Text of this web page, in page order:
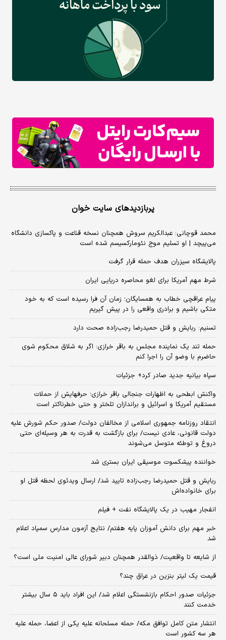
پربازدیدهای سایت خوان
محمد قوچانی: عبدالکریم سروش همچنان نسخه قناعت و پاکسازی دانشگاه
می‌پیچد | او تسلیم موج نئومارکسیسم شده است
پالایشگاه سیزران هدف حمله قرار گرفت
شرط مهم آمریکا برای لغو محاصره دریایی ایران
پیام عراقچی خطاب به همسایگان؛ زمان آن فرا رسیده است که به خود
متکی باشیم و برادری واقعی را در پیش گیریم
تسنیم: ربایش و قتل حمیدرضا رجب‌زاده صحت دارد
حمله تند یک نماینده مجلس به باقر خرازی: اگر به شلاق محکوم شوی
حاضرم با وضو آن را اجرا کنم
سپاه بیانیه جدید صادر کرد+ جزئیات
واکنش ابطحی به اظهارات جنجالی باقر خرازی؛ حرفهایش از حملات
مستقیم آمریکا و اسرائیل و براندازان تلختر و حتی خطرناکتر است
انتقاد روزنامه جمهوری اسلامی از مخالفان دولت/ صدور حکم شورش علیه
دولت قانونی، عادی نیست/ برای بازگشت به قدرت به هر وسیله‌ای حتی
دروغ و توطئه متوسل می‌شوند
خواننده پیشکسوت موسیقی ایران بستری شد
ربایش و قتل حمیدرضا رجب‌زاده تایید شد/ ارسال ویدئوی لحظه قتل او
برای خانواده‌اش
انفجار مهیب در یک پالایشگاه نفت + فیلم
خبر مهم برای دانش آموزان پایه هفتم/ نتایج آزمون مدارس سمپاد اعلام
شد
از شایعه تا واقعیت/ ذوالقدر همچنان دبیر شورای ‌عالی امنیت ملی است؟
قیمت یک لیتر بنزین در عراق چند؟
جزئیات صدور احکام بازنشستگی اعلام شد/ این افراد باید ۵ سال بیشتر
خدمت کنند
انتشار متن کامل توافق مکه/ حمله مسلحانه علیه یکی از اعضا، حمله علیه
هر سه کشور است